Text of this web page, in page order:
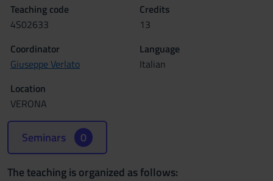
Teaching code
4S02633
Credits
13
Coordinator
Giuseppe Verlato
Language
Italian
Location
VERONA
Seminars 0
The teaching is organized as follows: